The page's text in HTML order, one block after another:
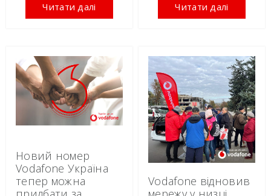
Читати далі Читати далі
Новий номер
Vodafone Україна
тепер можна
Vodafone відновив